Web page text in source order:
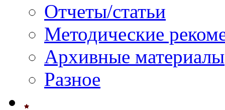
Отчеты/статьи
Методические
Архивные материалы
Разное